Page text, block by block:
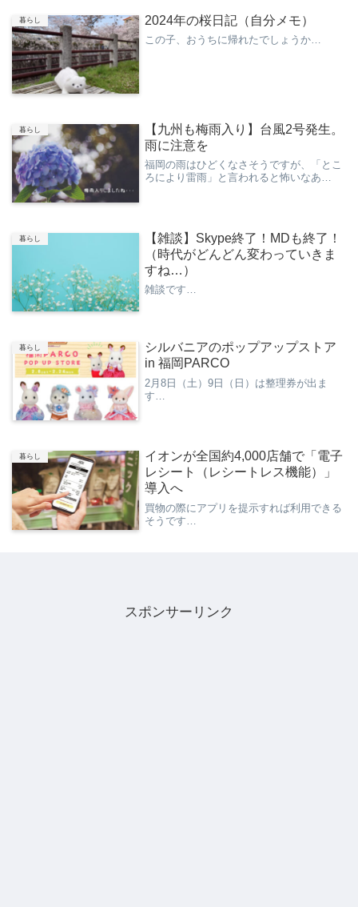
暮らし 2024年の桜日記（自分メモ）
この子、おうちに帰れたでしょうか…
暮らし
【九州も梅雨入り】台風2号発生。
雨に注意を
福岡の雨はひどくなさそうですが、「とこ
ろにより雷雨」と言われると怖いなあ…
暮らし
【雑談】Skype終了！MDも終了！
（時代がどんどん変わっていきま
すね…）
雑談です…
暮らし
シルバニアのポップアップストア
in 福岡PARCO
2月8日（土）9日（日）は整理券が出ま
す…
暮らし
イオンが全国約4,000店舗で「電子
レシート（レシートレス機能）」
導入へ
買物の際にアプリを提示すれば利用できる
そうです…
スポンサーリンク